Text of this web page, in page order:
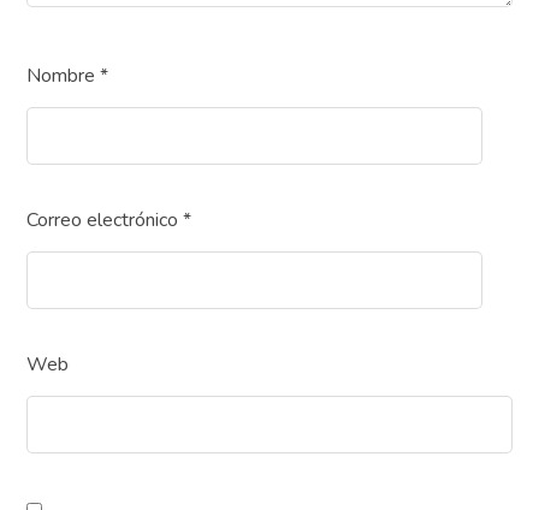
Nombre*
Correo electrónico*
Web